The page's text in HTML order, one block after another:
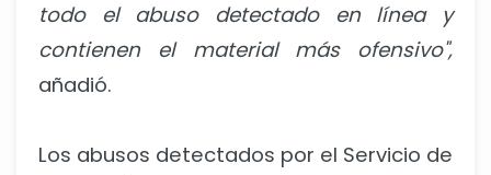
todo el abuso detectado en línea y
contienen el material más ofensivo",
añadió.
Los abusos detectados por el Servicio de